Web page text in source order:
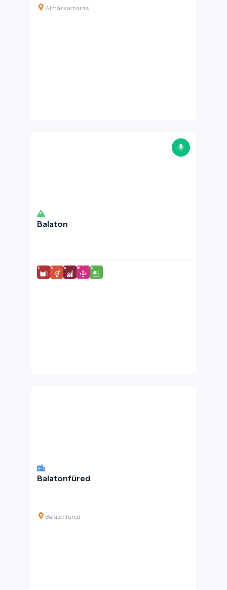
Almáskamarás
Balaton
Balatonfüred
Balatonfüred